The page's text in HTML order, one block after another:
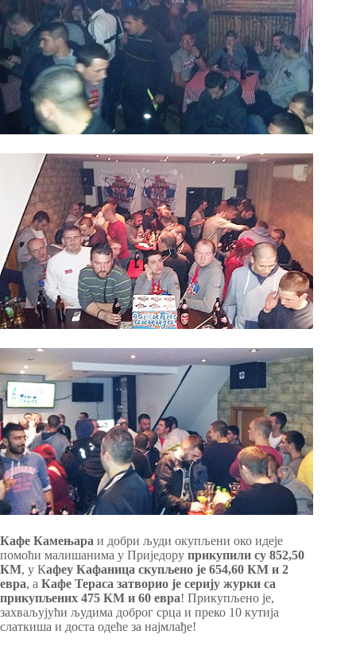
Кафе Камењара и добри људи окупљени око идеје
помоћи малишанима у Приједору прикупили су 852,50
КМ, у Кафеу Кафаница скупљено је 654,60 КМ и 2
евра, а Кафе Тераса затворио је серију журки са
прикупљених 475 КМ и 60 евра! Прикупљено је,
захваљујући људима доброг срца и преко 10 кутија
слаткиша и доста одеће за најмлађе!